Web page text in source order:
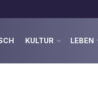
KULTUR LEBEN